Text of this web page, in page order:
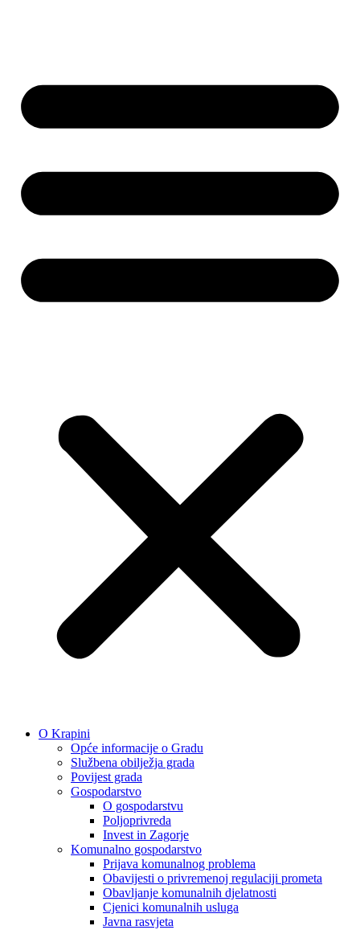
O Krapini
Opće informacije o Gradu
Službena obilježja grada
Povijest grada
Gospodarstvo
O gospodarstvu
Poljoprivreda
Invest in Zagorje
Komunalno gospodarstvo
Prijava komunalnog problema
Obavijesti o privremenoj regulaciji prometa
Obavljanje komunalnih djelatnosti
Cjenici komunalnih usluga
Javna rasvjeta